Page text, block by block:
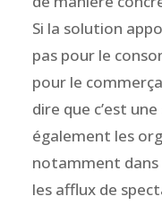
Si la solution
pas pour le
pour le
dire que c’est
également les
notamment
les afflux de